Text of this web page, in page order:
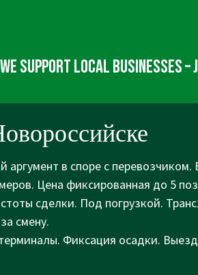
We Support Local Businesses –
в споре с перевозчиком.
Цена фиксированная до 5
сделки. Под погрузкой.
смену.
Фиксация осадки.